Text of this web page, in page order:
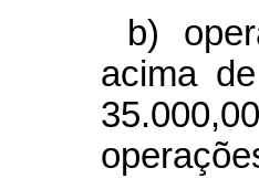
b)
acima